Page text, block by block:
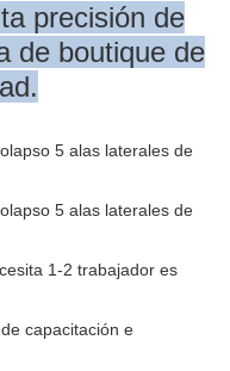
precisión de
de boutique de
5 alas laterales de
5 alas laterales de
1-2 trabajador es
capacitación e